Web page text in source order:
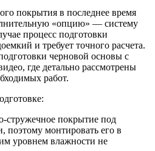
покрытия в последнее время
«опцию» — систему
процесс подготовки
и требует точного расчета.
черновой основы с
где детально рассмотрены
работ.
стружечное покрытие под
поэтому монтировать его в
уровнем влажности не